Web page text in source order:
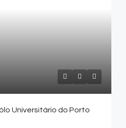
Universitário do Porto